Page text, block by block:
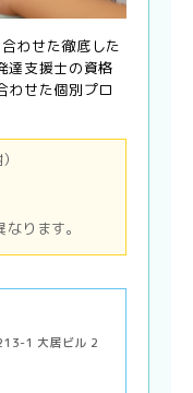
わせた徹底した
達支援士の資格
わせた個別プロ
ります。
1 大居ビル 2